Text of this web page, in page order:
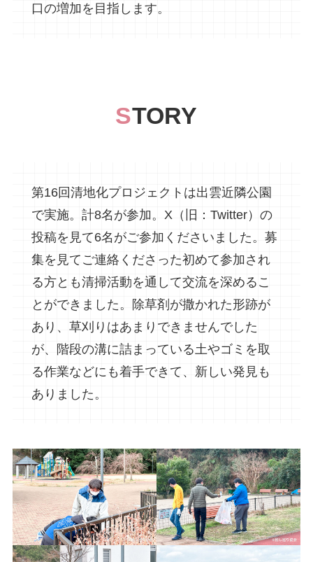
口の増加を目指します。
STORY
第16回清地化プロジェクトは出雲近隣公園
で実施。計8名が参加。X（旧：Twitter）の
投稿を見て6名がご参加くださいました。募
集を見てご連絡くださった初めて参加され
る方とも清掃活動を通して交流を深めるこ
とができました。除草剤が撒かれた形跡が
あり、草刈りはあまりできませんでした
が、階段の溝に詰まっている土やゴミを取
る作業などにも着手できて、新しい発見も
ありました。